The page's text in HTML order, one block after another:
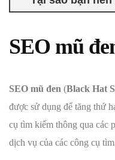
SEO mũ
SEO mũ đen (Black Hat
được sử dụng để tăng thứ
cụ tìm kiếm thông qua các
dịch vụ của các công cụ